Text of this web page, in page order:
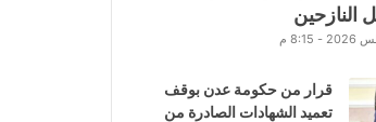
قرار من حكومة عدن بوقف
تعميد الشهادات الصادرة من